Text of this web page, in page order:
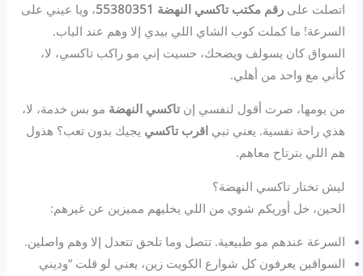
اتصلت علىرقم مكتب تاكسي النهضة 55380351
، ويا عيني على
السرعة! ما كملت كوب الشاي اللي بيدي إلا وهم عند الباب.
السواق كان يسولف ويضحك، حسيت إني مو راكب تاكسي، لا،
كأني مع واحد من أهلي.
من يومها، صرت أقول لنفسي إنتاكسي النهضة مو بس خدمة، لا،
هذي راحة نفسية. يعني تبياقرب تاكسي يجيك بدون تعب؟ هذول
هم اللي بترتاح معاهم.
ليش تختار تاكسي النهضة؟
الحين، خل أوريكم شوي من اللي يخليهم مميزين عن غيرهم:
السرعة عندهم مو طبيعية. تتصل وما تلحق تتعدل إلا وهم واصلين.
السواقين يعرفون كل شوارع الكويت زين، يعني لو قلت “وديني